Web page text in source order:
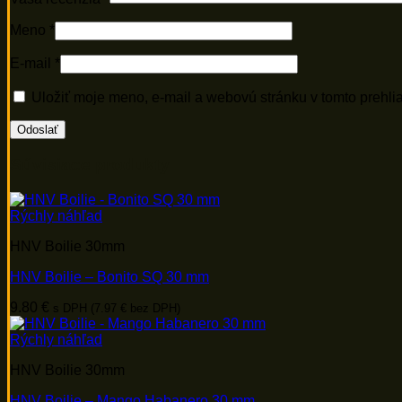
Meno
E-mail
Uložiť moje meno, e-mail a webovú stránku v tomto
Rýchly náhľad
HNV Boilie 30mm
HNV Boilie – Bonito SQ 30 mm
9.80 € s DPH ( 7.97 € bez DPH)
Rýchly náhľad
HNV Boilie 30mm